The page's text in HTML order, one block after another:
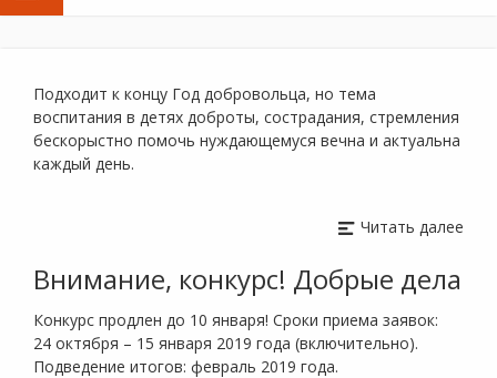
Подходит к концу Год добровольца, но тема
воспитания в детях доброты, сострадания, стремления
бескорыстно помочь нуждающемуся вечна и актуальна
каждый день.
Читать далее
Внимание, конкурс! Добрые дела
Конкурс продлен до 10 января! Сроки приема заявок:
24 октября – 15 января 2019 года (включительно).
Подведение итогов: февраль 2019 года.